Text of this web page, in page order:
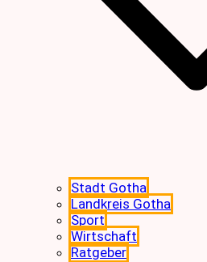
Stadt Gotha
Landkreis Gotha
Sport
Wirtschaft
Ratgeber